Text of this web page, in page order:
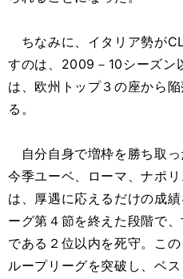
ちなみに、イタリア勢が
すのは、2009－10シーズン
は、欧州トップ３の座から
る。
自分自身で増枠を勝ち取っ
今季ユーベ、ローマ、ナポ
は、厚遇に応えるだけの成
ーグ第４節を終えた段階で
である２位以内を死守。こ
ループリーグを突破し、ベ